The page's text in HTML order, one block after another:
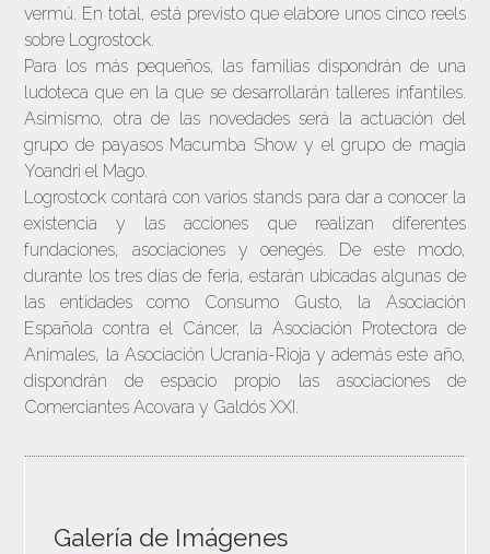
vermú. En total, está previsto que elabore unos cinco reels
sobre Logrostock.
Para los más pequeños, las familias dispondrán de una
ludoteca que en la que se desarrollarán talleres infantiles.
Asimismo, otra de las novedades será la actuación del
grupo de payasos Macumba Show y el grupo de magia
Yoandri el Mago.
Logrostock contará con varios stands para dar a conocer la
existencia y las acciones que realizan diferentes
fundaciones, asociaciones y oenegés. De este modo,
durante los tres días de feria, estarán ubicadas algunas de
las entidades como Consumo Gusto, la Asociación
Española contra el Cáncer, la Asociación Protectora de
Animales, la Asociación Ucrania-Rioja y además este año,
dispondrán de espacio propio las asociaciones de
Comerciantes Acovara y Galdós XXI.
Galería de Imágenes